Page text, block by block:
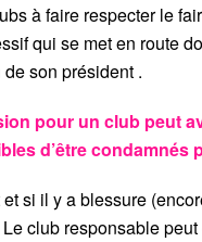
à faire respecter le
qui se met en route
son président .
pour un club peut
d’être condamnés
si il y a blessure
club responsable